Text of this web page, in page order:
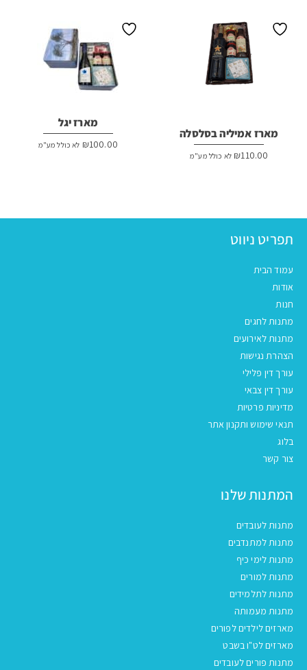
מארז אמיליה בסלסלה
₪110.00 לא כולל מע"מ
מארז יגל
₪100.00 לא כולל מע"מ
תפריט ניווט
עמוד הבית
אודות
חנות
מתנות לחגים
מתנות לאירועים
הצהרת נגישות
עורך דין פלילי
עורך דין צבאי
מדיניות פרטיות
תנאי שימוש ותקנון אתר
בלוג
צור קשר
המתנות שלנו
מתנות לעובדים
מתנות למתנדבים
מתנות לימי כיף
מתנות למורים
מתנות לתלמידים
מתנות מעמותה
מארזים לילדים לפורים
מארזים לט"ו בשבט
מתנות פורים לעובדים